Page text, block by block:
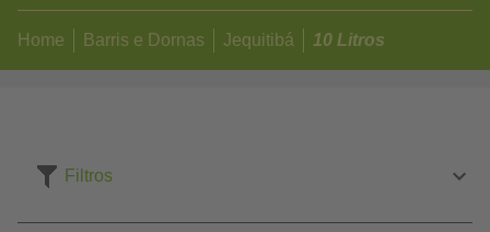
Home Barris e Dornas Jequitibá 10 Litros
Filtros